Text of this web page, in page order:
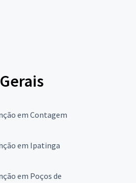
em Contagem
em Ipatinga
em Poços de